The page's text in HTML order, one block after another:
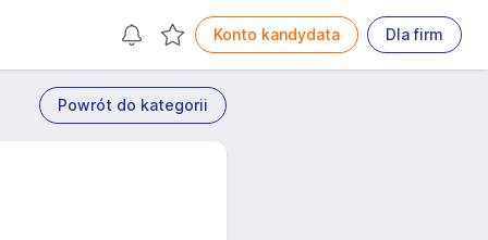
Konto kandydata Dla firm
Powrót do kategorii